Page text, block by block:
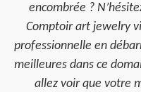
encombrée ?
Comptoir art jewelry
professionnelle en
meilleures dans ce
allez voir que votre